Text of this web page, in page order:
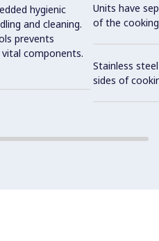
hygienic
and cleaning.
prevents
components.
Units have
of the
Stainless
sides of